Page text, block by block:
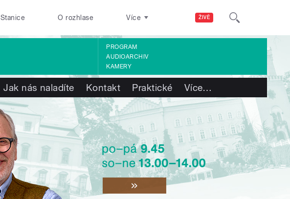
ŽIVĚ
Stanice O rozhlase Více
PROGRAM
AUDIOARCHIV
KAMERY
Jak nás naladíte Kontakt Praktické Více…